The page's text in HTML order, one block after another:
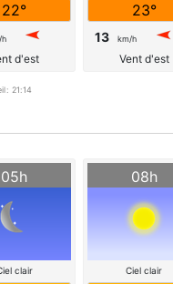
22°
d'est
23°
13 km/h
Vent d'est
21:14
05h
clair
08h
Ciel clair